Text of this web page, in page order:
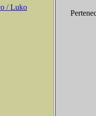
/ Luko